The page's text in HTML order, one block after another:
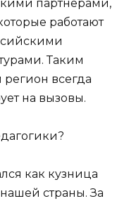
партнёрами,
работают
Таким
всегда
на вызовы.
как кузница
страны. За